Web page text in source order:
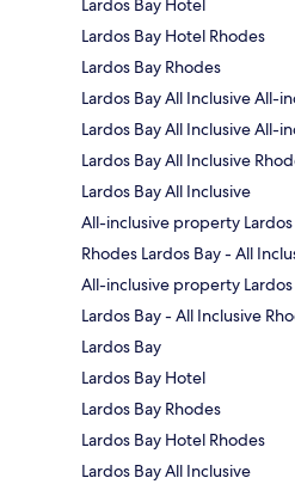
Lardos Bay Hotel
Lardos Bay Hotel Rhodes
Lardos Bay Rhodes
Lardos Bay All Inclusive All-
Lardos Bay All Inclusive All-
Lardos Bay All Inclusive
Lardos Bay All Inclusive
All-inclusive property
Rhodes Lardos Bay - All
All-inclusive property
Lardos Bay - All Inclusive
Lardos Bay
Lardos Bay Hotel
Lardos Bay Rhodes
Lardos Bay Hotel Rhodes
Lardos Bay All Inclusive